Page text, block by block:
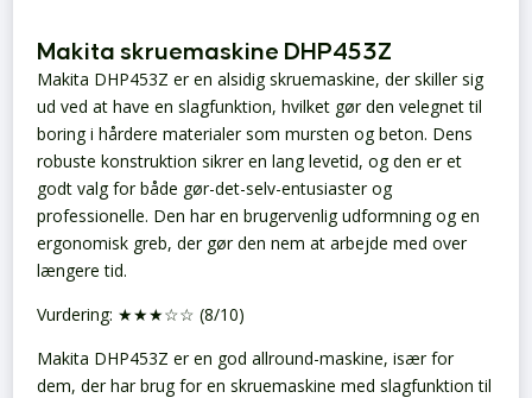
Makita skruemaskine DHP453Z
Makita DHP453Z er en alsidig skruemaskine, der skiller sig
ud ved at have en slagfunktion, hvilket gør den velegnet til
boring i hårdere materialer som mursten og beton. Dens
robuste konstruktion sikrer en lang levetid, og den er et
godt valg for både gør-det-selv-entusiaster og
professionelle. Den har en brugervenlig udformning og en
ergonomisk greb, der gør den nem at arbejde med over
længere tid.
Vurdering: ★★★☆☆ (8/10)
Makita DHP453Z er en god allround-maskine, især for
dem, der har brug for en skruemaskine med slagfunktion til